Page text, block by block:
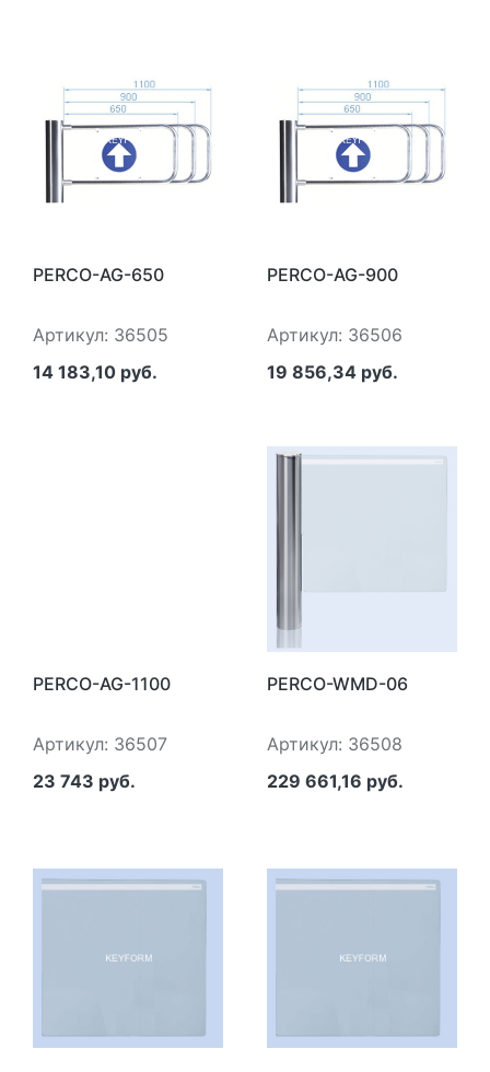
PERCO-AG-650
Артикул: 36505
14 183,10 руб.
PERCO-AG-900
Артикул: 36506
19 856,34 руб.
PERCO-AG-1100
Артикул: 36507
23 743 руб.
PERCO-WMD-06
Артикул: 36508
229 661,16 руб.